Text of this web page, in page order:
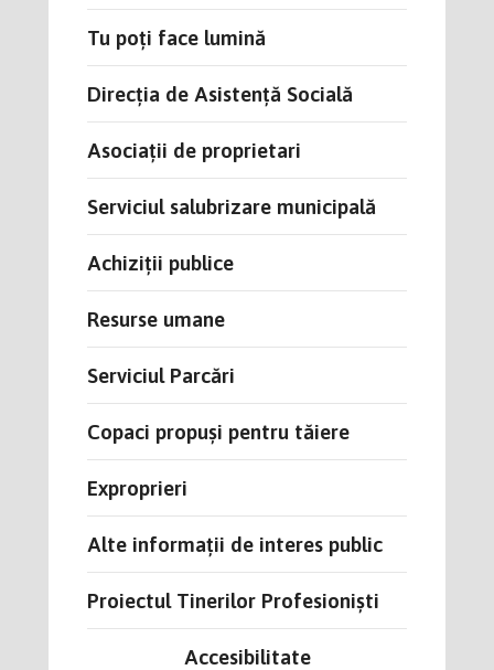
Tu poți face lumină
Direcția de Asistență Socială
Asociații de proprietari
Serviciul salubrizare municipală
Achiziții publice
Resurse umane
Serviciul Parcări
Copaci propuși pentru tăiere
Exproprieri
Alte informații de interes public
Proiectul Tinerilor Profesioniști
Accesibilitate